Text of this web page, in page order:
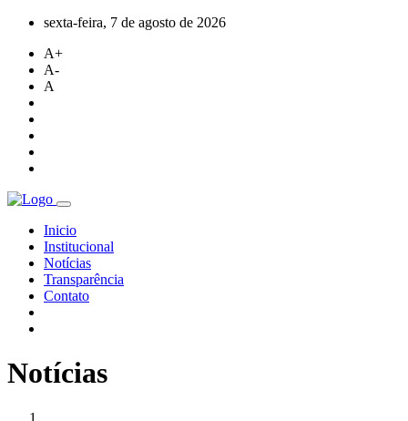
sexta-feira, 7 de agosto de 2026
A+
A-
A
Inicio
Institucional
Notícias
Transparência
Contato
Notícias